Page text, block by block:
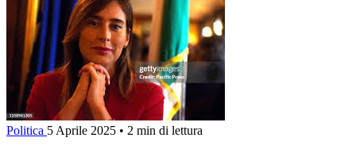
Politica 5 Aprile 2025 • 2 min di lettura